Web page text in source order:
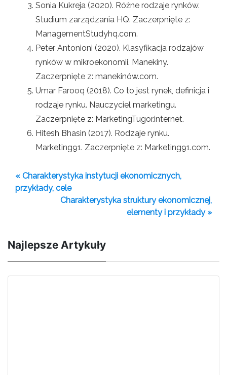
Sonia Kukreja (2020). Różne rodzaje rynków.
Studium zarządzania HQ. Zaczerpnięte z:
ManagementStudyhq.com.
Peter Antonioni (2020). Klasyfikacja rodzajów
rynków w mikroekonomii. Manekiny.
Zaczerpnięte z: manekinów.com.
Umar Farooq (2018). Co to jest rynek, definicja i
rodzaje rynku. Nauczyciel marketingu.
Zaczerpnięte z: MarketingTugor.internet.
Hitesh Bhasin (2017). Rodzaje rynku.
Marketing91. Zaczerpnięte z: Marketing91.com.
« Charakterystyka instytucji ekonomicznych,
przykłady, cele
Charakterystyka struktury ekonomicznej,
elementy i przykłady »
Najlepsze Artykuły